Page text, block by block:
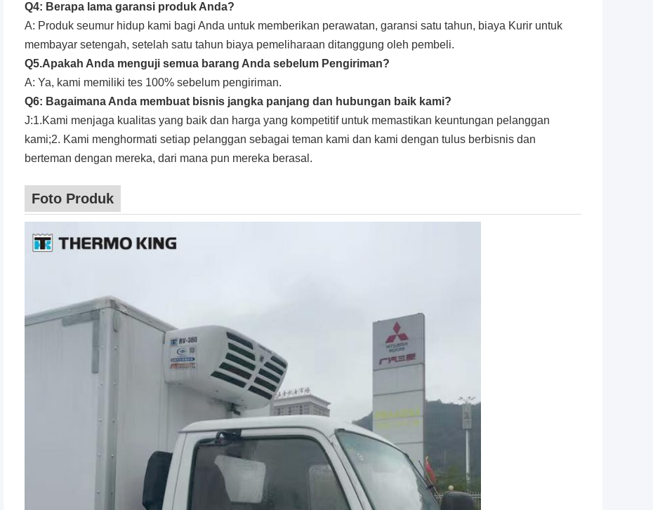
Q4: Berapa lama garansi produk Anda?
A: Produk seumur hidup kami bagi Anda untuk memberikan perawatan, garansi satu tahun, biaya Kurir untuk
membayar setengah, setelah satu tahun biaya pemeliharaan ditanggung oleh pembeli.
Q5.Apakah Anda menguji semua barang Anda sebelum Pengiriman?
A: Ya, kami memiliki tes 100% sebelum pengiriman.
Q6: Bagaimana Anda membuat bisnis jangka panjang dan hubungan baik kami?
J:1.Kami menjaga kualitas yang baik dan harga yang kompetitif untuk memastikan keuntungan pelanggan
kami;2. Kami menghormati setiap pelanggan sebagai teman kami dan kami dengan tulus berbisnis dan
berteman dengan mereka, dari mana pun mereka berasal.
Foto Produk